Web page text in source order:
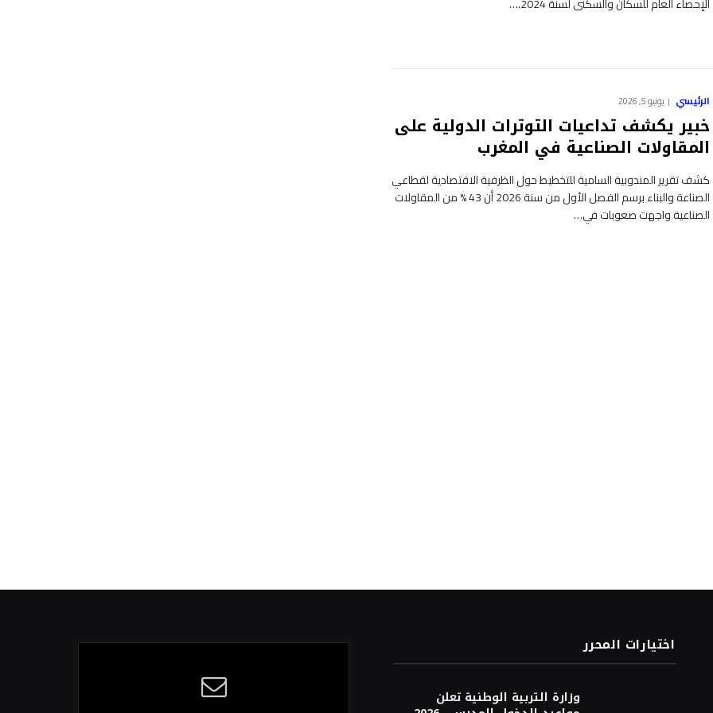
الرئيسي يونيو 5, 2026
خبير يكشف تداعيات التوترات الدولية على
المقاولات الصناعية في المغرب
كشف تقرير المندوبية السامية للتخطيط حول الظرفية الاقتصادية لقطاعي
الصناعة والبناء برسم الفصل الأول من سنة 2026 أن 43 % من المقاولات
الصناعية واجهت صعوبات في…
اختيارات المحرر
وزارة التربية الوطنية تعلن